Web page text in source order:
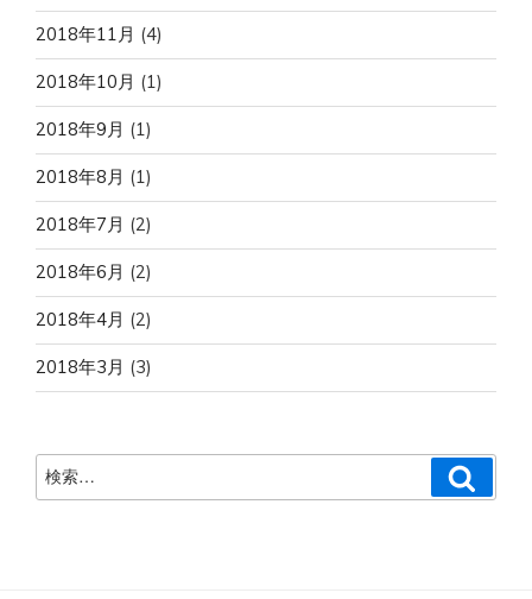
2018年11月 (4)
2018年10月 (1)
2018年9月 (1)
2018年8月 (1)
2018年7月 (2)
2018年6月 (2)
2018年4月 (2)
2018年3月 (3)
検
索: